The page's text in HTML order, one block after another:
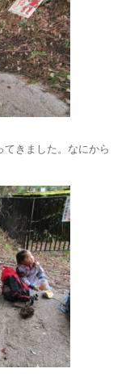
きました。なにから